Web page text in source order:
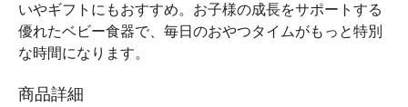
いやギフトにもおすすめ。お子様の成長をサポートする
優れたベビー食器で、毎日のおやつタイムがもっと特別
な時間になります。
商品詳細